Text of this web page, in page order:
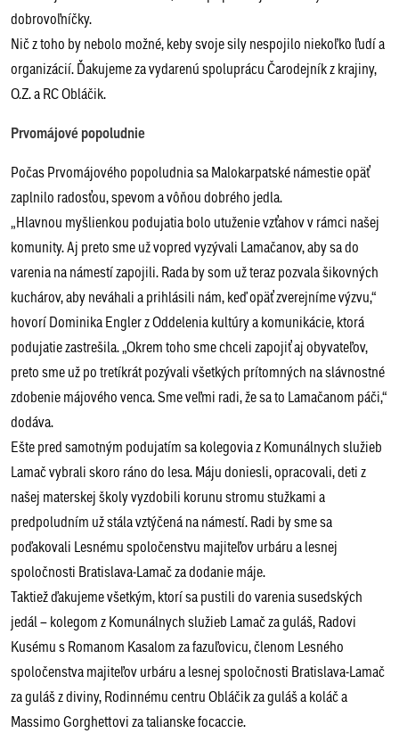
dobrovoľníčky.
Nič z toho by nebolo možné, keby svoje sily nespojilo niekoľko ľudí a
organizácií. Ďakujeme za vydarenú spoluprácu Čarodejník z krajiny,
O.Z. a RC Obláčik.
Prvomájové popoludnie
Počas Prvomájového popoludnia sa Malokarpatské námestie opäť
zaplnilo radosťou, spevom a vôňou dobrého jedla.
„Hlavnou myšlienkou podujatia bolo utuženie vzťahov v rámci našej
komunity. Aj preto sme už vopred vyzývali Lamačanov, aby sa do
varenia na námestí zapojili. Rada by som už teraz pozvala šikovných
kuchárov, aby neváhali a prihlásili nám, keď opäť zverejníme výzvu,“
hovorí Dominika Engler z Oddelenia kultúry a komunikácie, ktorá
podujatie zastrešila. „Okrem toho sme chceli zapojiť aj obyvateľov,
preto sme už po tretíkrát pozývali všetkých prítomných na slávnostné
zdobenie májového venca. Sme veľmi radi, že sa to Lamačanom páči,“
dodáva.
Ešte pred samotným podujatím sa kolegovia z Komunálnych služieb
Lamač vybrali skoro ráno do lesa. Máju doniesli, opracovali, deti z
našej materskej školy vyzdobili korunu stromu stužkami a
predpoludním už stála vztýčená na námestí. Radi by sme sa
poďakovali Lesnému spoločenstvu majiteľov urbáru a lesnej
spoločnosti Bratislava-Lamač za dodanie máje.
Taktiež ďakujeme všetkým, ktorí sa pustili do varenia susedských
jedál – kolegom z Komunálnych služieb Lamač za guláš, Radovi
Kusému s Romanom Kasalom za fazuľovicu, členom Lesného
spoločenstva majiteľov urbáru a lesnej spoločnosti Bratislava-Lamač
za guláš z diviny, Rodinnému centru Obláčik za guláš a koláč a
Massimo Gorghettovi za talianske focaccie.